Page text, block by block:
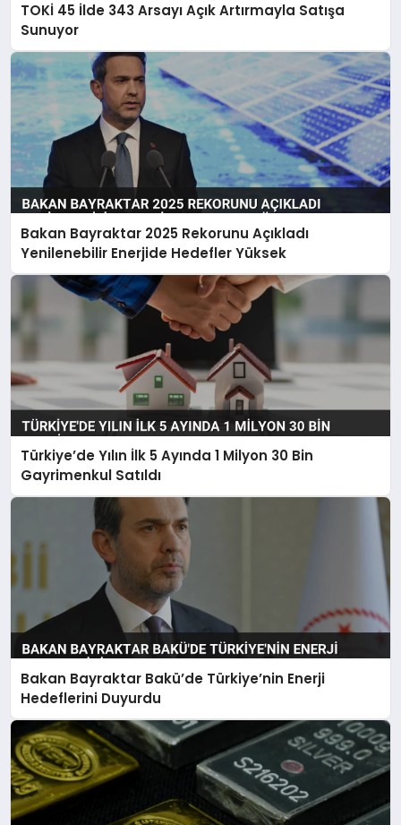
TOKİ 45 İlde 343 Arsayı Açık Artırmayla Satışa
Sunuyor
Bakan Bayraktar 2025 Rekorunu Açıkladı
Yenilenebilir Enerjide Hedefler Yüksek
Türkiye’de Yılın İlk 5 Ayında 1 Milyon 30 Bin
Gayrimenkul Satıldı
Bakan Bayraktar Bakü’de Türkiye’nin Enerji
Hedeflerini Duyurdu